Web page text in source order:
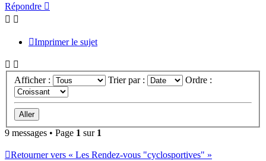
Répondre
Imprimer le sujet
Afficher : Trier par : Ordre :
9 messages • Page 1 sur 1
Retourner vers « Les Rendez-vous "cyclosportives" »